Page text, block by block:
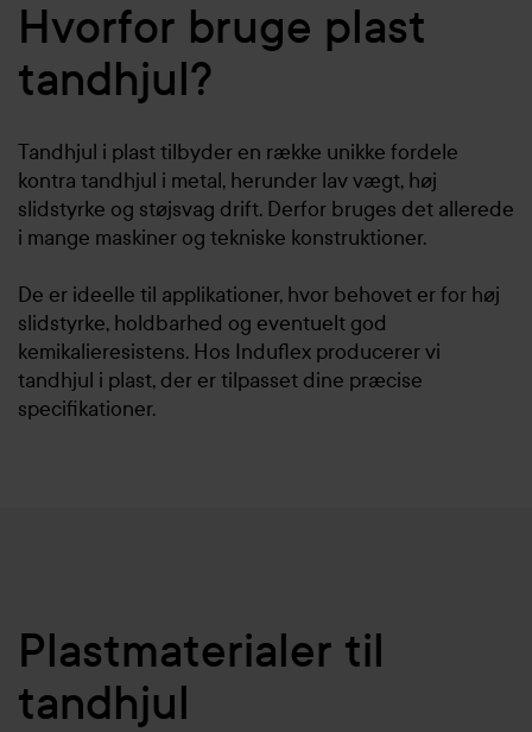
Hvorfor bruge plast
tandhjul?
Tandhjul i plast tilbyder en række unikke fordele
kontra tandhjul i metal, herunder lav vægt, høj
slidstyrke og støjsvag drift. Derfor bruges det allerede
i mange maskiner og tekniske konstruktioner.
De er ideelle til applikationer, hvor behovet er for høj
slidstyrke, holdbarhed og eventuelt god
kemikalieresistens. Hos Induflex producerer vi
tandhjul i plast, der er tilpasset dine præcise
specifikationer.
Plastmaterialer til
tandhjul